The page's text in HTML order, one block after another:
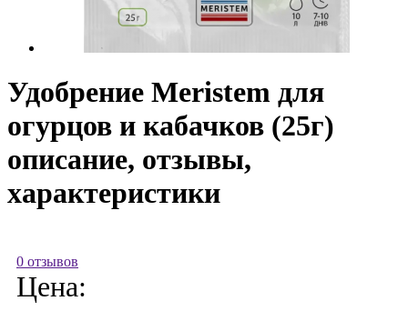
Удобрение Meristem для
огурцов и кабачков (25г)
описание, отзывы,
характеристики
0 отзывов
Цена: